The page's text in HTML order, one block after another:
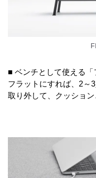
■ ベンチとして使える「
フラットにすれば、2～
取り外して、クッション